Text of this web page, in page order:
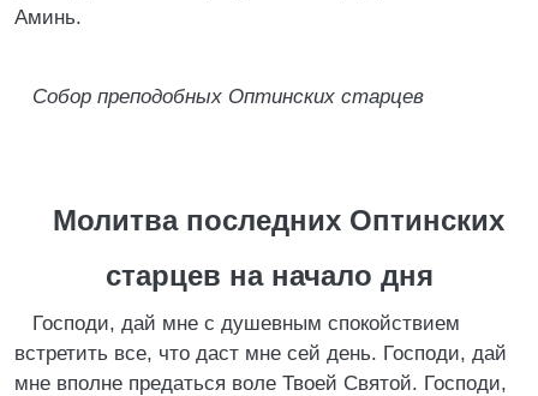
Аминь.
Собор преподобных Оптинских старцев
Молитва последних Оптинских
старцев на начало дня
Господи, дай мне с душевным спокойствием
встретить все, что даст мне сей день. Господи, дай
мне вполне предаться воле Твоей Святой. Господи,